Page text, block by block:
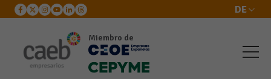
DE
Miembro de